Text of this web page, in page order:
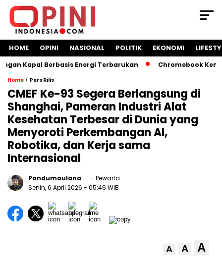
HOME OPINI NASIONAL POLITIK EKONOMI
Kapal Berbasis Energi Terbarukan Chromebook
Home / Pers Rilis
CMEF Ke-93 Segera Berlangsung di
Shanghai, Pameran Industri Alat
Kesehatan Terbesar di Dunia yang
Menyoroti Perkembangan AI,
Robotika, dan Kerja sama
Internasional
Pandumaulana
- Pewarta
Senin, 6 April 2026 - 05:46 WIB
A A A